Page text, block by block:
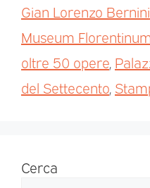
Gian Lorenzo Bernini
Museum
oltre 50 opere
del Settecento
Cerca